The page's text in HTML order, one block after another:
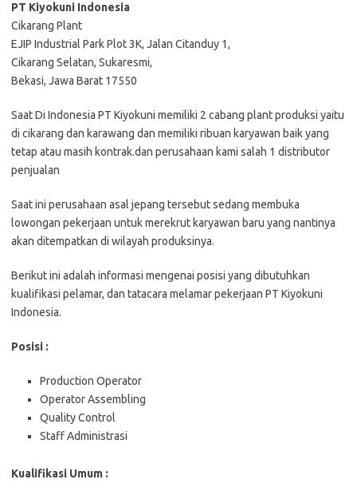
PT Kiyokuni Indonesia
Cikarang Plant
EJIP Industrial Park Plot 3K, Jalan Citanduy 1,
Cikarang Selatan, Sukaresmi,
Bekasi, Jawa Barat 17550
Saat Di Indonesia PT Kiyokuni memiliki 2 cabang plant produksi yaitu
di cikarang dan karawang dan memiliki ribuan karyawan baik yang
tetap atau masih kontrak.dan perusahaan kami salah 1 distributor
penjualan
Saat ini perusahaan asal jepang tersebut sedang membuka
lowongan pekerjaan untuk merekrut karyawan baru yang nantinya
akan ditempatkan di wilayah produksinya.
Berikut ini adalah informasi mengenai posisi yang dibutuhkan
kualifikasi pelamar, dan tatacara melamar pekerjaan PT Kiyokuni
Indonesia.
Posisi :
Production Operator
Operator Assembling
Quality Control
Staff Administrasi
Kualifikasi Umum :